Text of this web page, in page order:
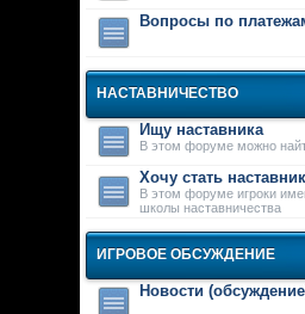
Вопросы по
НАСТАВНИЧЕСТВО
Ищу наставника
В этом форуме можно
Хочу стать
В этом форуме игроки
школы наставничества
ИГРОВОЕ ОБСУЖДЕНИЕ
Новости